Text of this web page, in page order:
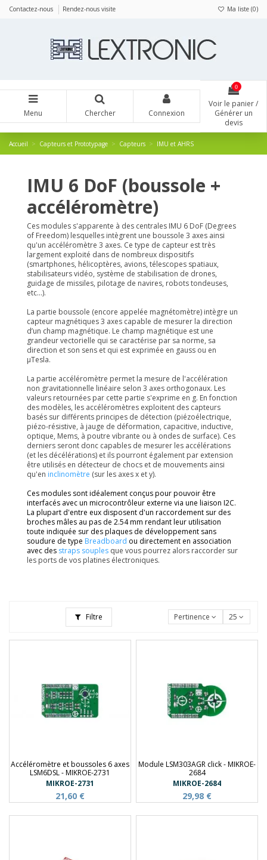
Contactez-nous Rendez-nous visite Ma liste (0)
Menu Chercher Connexion
0
Voir le panier /
Générer un
devis
Accueil Capteurs et Prototypage Capteurs IMU et AHRS
IMU 6 DoF (boussole +
accéléromètre)
Ces modules s'apparente à des centrales IMU 6 DoF (Degrees
of Freedom) lesquelles intègrent une boussole 3 axes ainsi
qu'un accéléromètre 3 axes. Ce type de capteur est très
largement exploité dans de nombreux dispositifs
(smartphones, hélicoptères, avions, télescopes spatiaux,
stabilisateurs vidéo, système de stabilisation de drones,
guidage de missiles, pilotage de navires, robots tondeuses,
etc...).
La partie boussole (encore appelée magnétomètre) intègre un
capteur magnétiques 3 axes capable de mesurer la direction
d’un champ magnétique. Le champ magnétique est une
grandeur vectorielle qui se caractérise par sa norme, sa
direction et son sens et qui est exprimée en gauss ou en
µTesla.
La partie accéléromètre permet la mesure de l'accélération
non gravitationnelle linéaire selon 3 axes orthogonaux. Les
valeurs retournées par cette partie s'exprime en g. En fonction
des modèles, les accéléromètres exploitent des capteurs
basés sur différents principes de détection (piézoélectrique,
piézo-résistive, à jauge de déformation, capacitive, inductive,
optique, Mems, à poutre vibrante ou à ondes de surface). Ces
derniers seront donc capables de mesurer les accélérations
(et les décélérations) et ils pourront également par extension
être utilisés en détecteur de chocs et de mouvements ainsi
qu'en inclinomètre (sur les axes x et y).
Ces modules sont idéalement conçus pour pouvoir être
interfacés avec un microcontrôleur externe via une liaison I2C.
La plupart d'entre eux disposent d'un raccordement sur des
broches mâles au pas de 2.54 mm rendant leur utilisation
toute indiquée sur des plaques de développement sans
soudure de type Breadboard ou directement en association
avec des straps souples que vous pourrez alors raccorder sur
les ports de vos platines électroniques.
Filtre Pertinence 25
Accéléromètre et boussoles 6 axes
LSM6DSL - MIKROE-2731
MIKROE-2731
21,60 €
Module LSM303AGR click - MIKROE-
2684
MIKROE-2684
29,98 €
Panneau de gestion des cookies